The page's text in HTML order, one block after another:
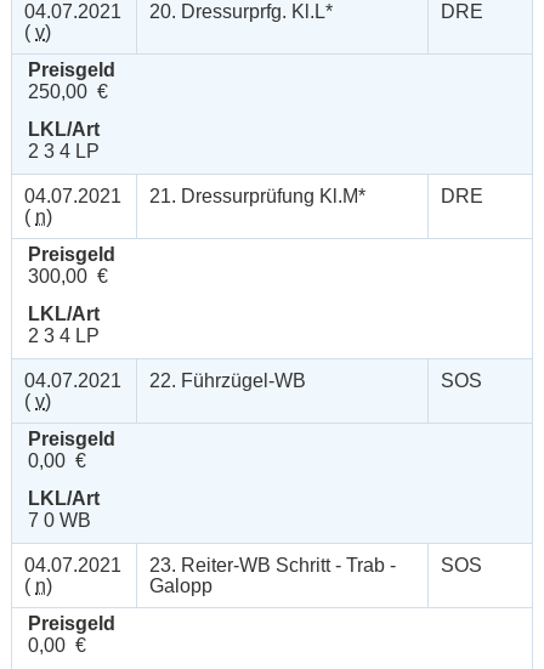
04.07.2021
( v)
20. Dressurprfg. Kl.L* DRE
Preisgeld
250,00 €
LKL/Art
2 3 4 LP
04.07.2021
( n)
21. Dressurprüfung Kl.M* DRE
Preisgeld
300,00 €
LKL/Art
2 3 4 LP
04.07.2021
( v)
22. Führzügel-WB SOS
Preisgeld
0,00 €
LKL/Art
7 0 WB
04.07.2021
( n)
23. Reiter-WB Schritt - Trab -
Galopp
SOS
Preisgeld
0,00 €